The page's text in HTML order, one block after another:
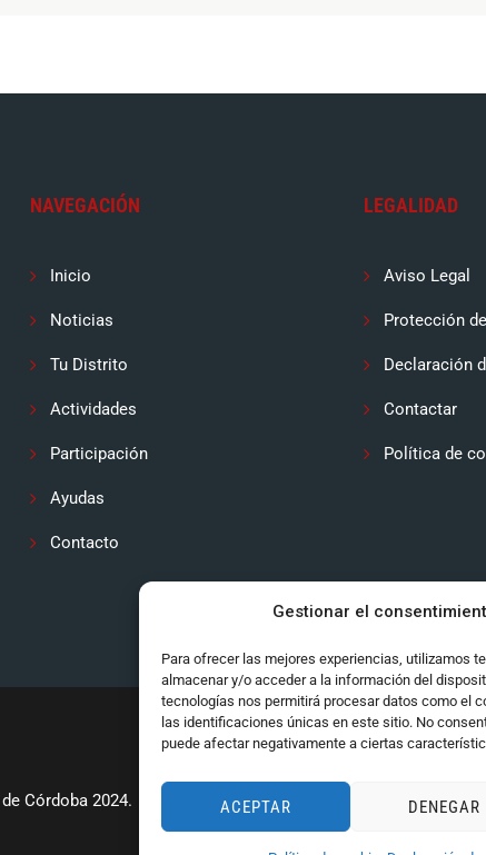
Gestionar el
Para ofrecer las mejores experiencias, utilizamos
almacenar y/o acceder a la información del
tecnologías nos permitirá procesar datos como el
las identificaciones únicas en este sitio. No
puede afectar negativamente a ciertas
ACEPTAR DENEGAR
NAVEGACIÓN
Inicio
Noticias
Tu Distrito
Actividades
Participación
Ayudas
Contacto
LEGALIDAD
Aviso Legal
Protección
Declaración
Contactar
Política de
Córdoba 2024.